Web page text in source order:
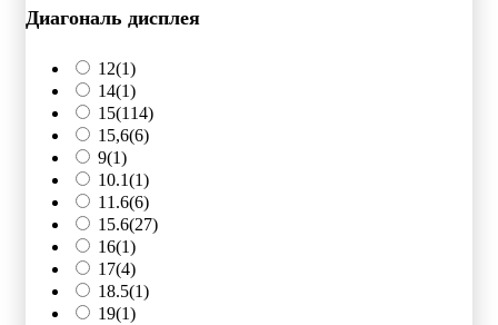
Диагональ дисплея
12(1)
14(1)
15(114)
15,6(6)
9(1)
10.1(1)
11.6(6)
15.6(27)
16(1)
17(4)
18.5(1)
19(1)